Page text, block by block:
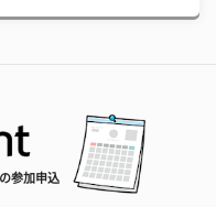
参加申込